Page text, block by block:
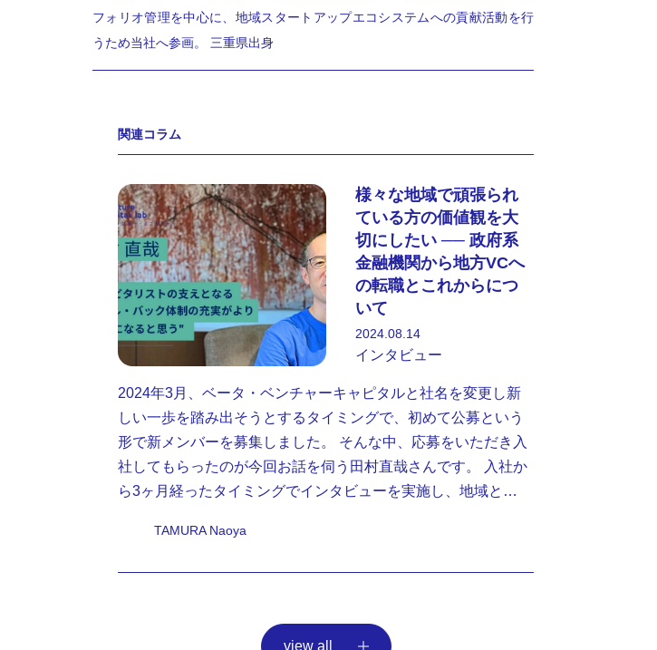
フォリオ管理を中心に、地域スタートアップエコシステムへの貢献活動を行
うため当社へ参画。 三重県出身
関連コラム
様々な地域で頑張られ
ている方の価値観を大
切にしたい ── 政府系
金融機関から地方VCへ
の転職とこれからにつ
いて
2024.08.14
インタビュー
2024年3月、ベータ・ベンチャーキャピタルと社名を変更し新
しい一歩を踏み出そうとするタイミングで、初めて公募という
形で新メンバーを募集しました。 そんな中、応募をいただき入
社してもらったのが今回お話を伺う田村直哉さんです。 入社か
ら3ヶ月経ったタイミングでインタビューを実施し、地域と…
TAMURA Naoya
view all